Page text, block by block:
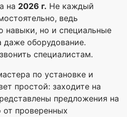
на 2026 г. Не каждый
ведь
навыки, но и специальные
даже оборудование.
специалистам.
по установке и
простой: заходите на
предложения на
от проверенных